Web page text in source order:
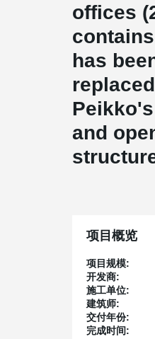
offices
has
and
项目概览
项目规模:
开发商:
施工单位:
建筑师:
交付年份:
完成时间: